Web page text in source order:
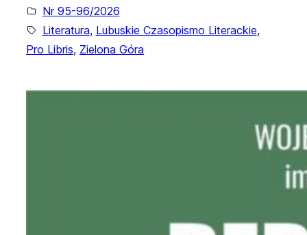
Nr 95-96/2026
Literatura, Lubuskie Czasopismo Literackie,
Pro Libris, Zielona Góra